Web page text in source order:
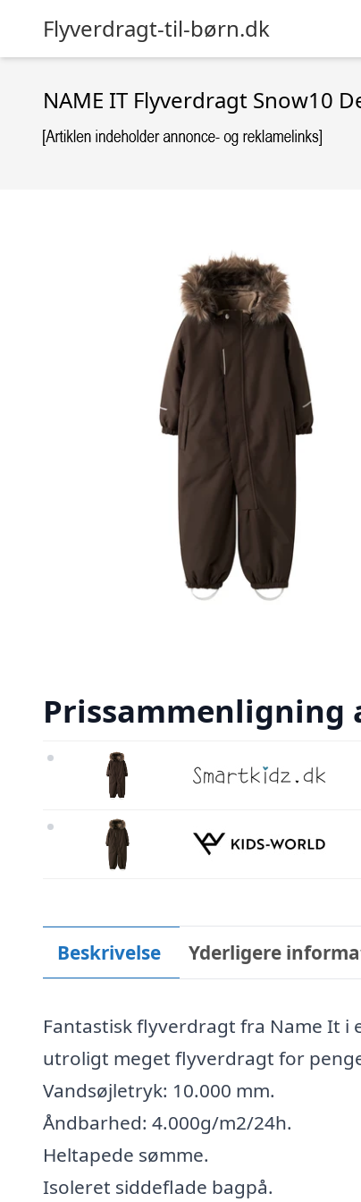
Flyverdragt-til-børn.dk
NAME IT Flyverdragt Snow10
Prissammenligning
Beskrivelse Yderligere
Fantastisk flyverdragt fra Name It i
utroligt meget flyverdragt for
Vandsøjletryk: 10.000 mm.
Åndbarhed: 4.000g/m2/24h.
Heltapede sømme.
Isoleret siddeflade bagpå.